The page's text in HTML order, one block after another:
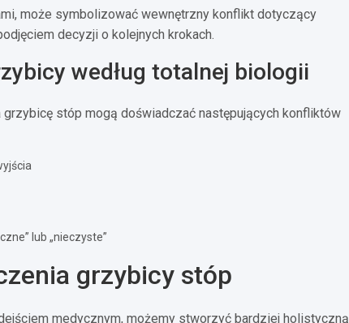
może symbolizować wewnętrzny konflikt dotyczący
decyzji o kolejnych krokach.
według totalnej biologii
stóp mogą doświadczać następujących konfliktów
lub „nieczyste”
grzybicy stóp
medycznym, możemy stworzyć bardziej holistyczną